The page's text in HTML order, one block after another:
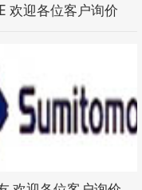
欢迎各位客户询价